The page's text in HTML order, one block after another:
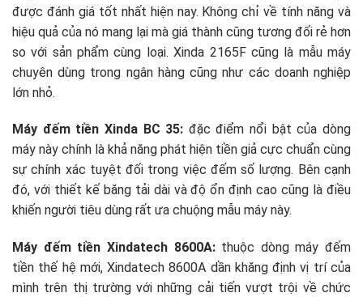
được đánh giá tốt nhất hiện nay. Không chỉ về tính năng và
hiệu quả của nó mang lại mà giá thành cũng tương đối rẻ hơn
so với sản phẩm cùng loại. Xinda 2165F cũng là mẫu máy
chuyên dùng trong ngân hàng cũng như các doanh nghiệp
lớn nhỏ.
Máy đếm tiền Xinda BC 35: đặc điểm nổi bật của dòng
máy này chính là khả năng phát hiện tiền giả cực chuẩn cùng
sự chính xác tuyệt đối trong việc đếm số lượng. Bên cạnh
đó, với thiết kế băng tải dài và độ ổn định cao cũng là điều
khiến người tiêu dùng rất ưa chuộng mẫu máy này.
Máy đếm tiền Xindatech 8600A: thuộc dòng máy đếm
tiền thế hệ mới, Xindatech 8600A dần khăng định vị trí của
mình trên thị trường với những cải tiến vượt trội về chức